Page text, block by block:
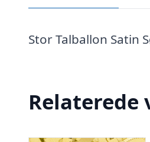
Stor Talballon Satin
Relaterede